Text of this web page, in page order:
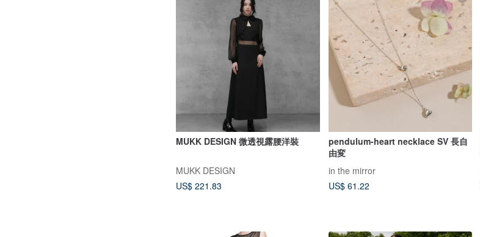
MUKK DESIGN 微透視露腰洋裝
MUKK DESIGN
US$ 221.83
pendulum-heart necklace SV 長自
由変
in the mirror
US$ 61.22